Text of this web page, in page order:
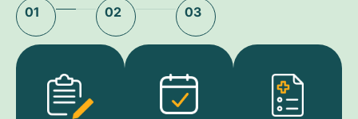
01 02 03